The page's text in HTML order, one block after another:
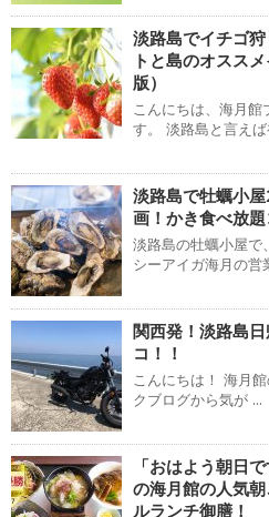
淡路島でイチゴ
トと島のオスス
版）
こんにちは、海月館
す。 淡路島と言え
淡路島で牡蠣小
画！かき食べ放
淡路島の牡蠣小屋で
シーアイガ海月の営
関西発！淡路島
コ！！
こんにちは！ 海月
クブログから気が ...
「おはよう朝日
の海月館の人気
ルランチ御膳！